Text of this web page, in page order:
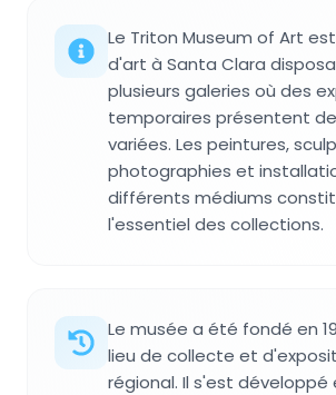
Le Triton Museum of Art
d'art à Santa Clara
plusieurs galeries où des
temporaires présentent
variées. Les peintures,
photographies et
différents médiums
l'essentiel des collections.
Le musée a été fondé en
lieu de collecte et
régional. Il s'est développé